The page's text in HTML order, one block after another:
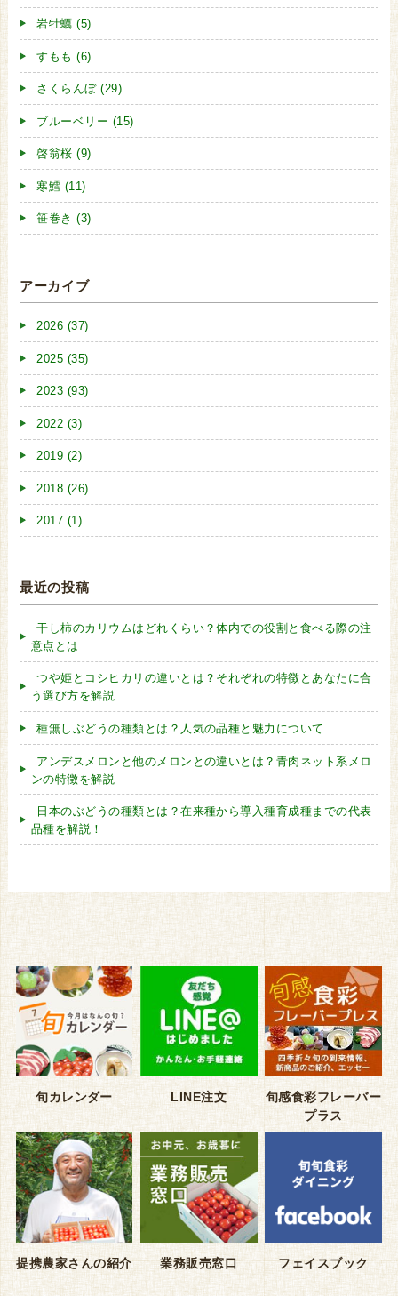
岩牡蠣 (5)
すもも (6)
さくらんぼ (29)
ブルーベリー (15)
啓翁桜 (9)
寒鱈 (11)
笹巻き (3)
アーカイブ
2026 (37)
2025 (35)
2023 (93)
2022 (3)
2019 (2)
2018 (26)
2017 (1)
最近の投稿
干し柿のカリウムはどれくらい？体内での役割と食べる際の注
意点とは
つや姫とコシヒカリの違いとは？それぞれの特徴とあなたに合
う選び方を解説
種無しぶどうの種類とは？人気の品種と魅力について
アンデスメロンと他のメロンとの違いとは？青肉ネット系メロ
ンの特徴を解説
日本のぶどうの種類とは？在来種から導入種育成種までの代表
品種を解説！
旬カレンダー LINE注文
旬感食彩フレーバー
プラス
提携農家さんの紹介 業務販売窓口 フェイスブック